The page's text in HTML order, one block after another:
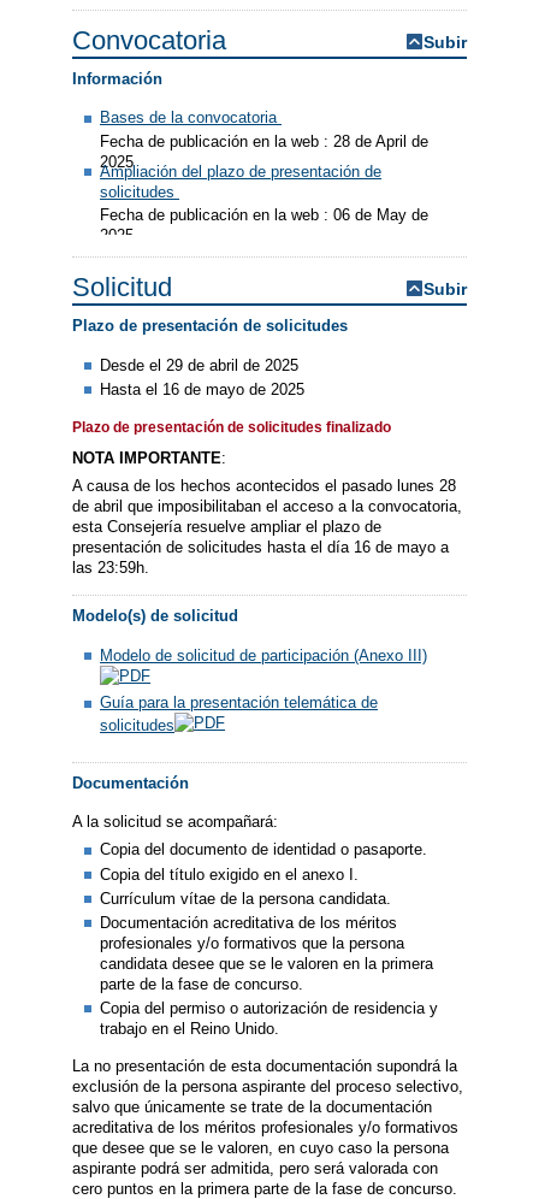
Convocatoria Subir
Información
Bases de la convocatoria
Fecha de publicación en la web : 28 de April de
2025
Ampliación del plazo de presentación de
solicitudes
Fecha de publicación en la web : 06 de May de
2025
Solicitud Subir
Plazo de presentación de solicitudes
Desde el 29 de abril de 2025
Hasta el 16 de mayo de 2025
Plazo de presentación de solicitudes finalizado
NOTA IMPORTANTE:
A causa de los hechos acontecidos el pasado lunes 28
de abril que imposibilitaban el acceso a la convocatoria,
esta Consejería resuelve ampliar el plazo de
presentación de solicitudes hasta el día 16 de mayo a
las 23:59h.
Modelo(s) de solicitud
Modelo de solicitud de participación (Anexo III)
Guía para la presentación telemática de
solicitudes
Documentación
A la solicitud se acompañará:
Copia del documento de identidad o pasaporte.
Copia del título exigido en el anexo I.
Currículum vítae de la persona candidata.
Documentación acreditativa de los méritos
profesionales y/o formativos que la persona
candidata desee que se le valoren en la primera
parte de la fase de concurso.
Copia del permiso o autorización de residencia y
trabajo en el Reino Unido.
La no presentación de esta documentación supondrá la
exclusión de la persona aspirante del proceso selectivo,
salvo que únicamente se trate de la documentación
acreditativa de los méritos profesionales y/o formativos
que desee que se le valoren, en cuyo caso la persona
aspirante podrá ser admitida, pero será valorada con
cero puntos en la primera parte de la fase de concurso.